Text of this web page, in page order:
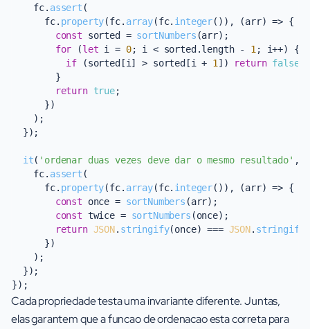
    fc.
assert (
      fc.
property(fc. array(fc. integer()), (arr) => {
const sorted = sortNumbers (arr);
for (let i = 0; i < sorted.length - 1 ; i++) {
if (sorted[i] > sorted[i + 1 ]) return false
        }
return true;
      })
    );
  });
it( 'ordenar duas vezes deve dar o mesmo resultado' ,
    fc.
assert (
      fc.
property(fc. array(fc. integer()), (arr) => {
const once = sortNumbers (arr);
const twice = sortNumbers (once);
return JSON. stringify(once) === JSON. stringify
      })
    );
  });
Cada propriedade testa uma invariante diferente. Juntas,
elas garantem que a funcao de ordenacao esta correta para